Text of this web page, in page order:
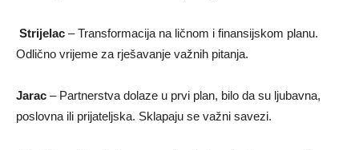
Strijelac – Transformacija na ličnom i finansijskom planu.
Odlično vrijeme za rješavanje važnih pitanja.
Jarac – Partnerstva dolaze u prvi plan, bilo da su ljubavna,
poslovna ili prijateljska. Sklapaju se važni savezi.